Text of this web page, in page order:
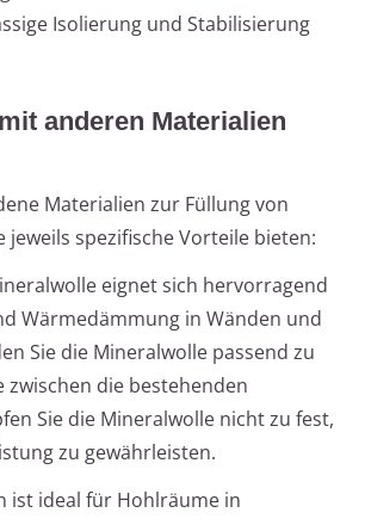
Isolierung und Stabilisierung
anderen Materialien
Materialien zur Füllung von
jeweils spezifische Vorteile bieten:
eignet sich hervorragend
Wärmedämmung in Wänden und
Sie die Mineralwolle passend zu
zwischen die bestehenden
Sie die Mineralwolle nicht zu fest,
zu gewährleisten.
ist ideal für Hohlräume in